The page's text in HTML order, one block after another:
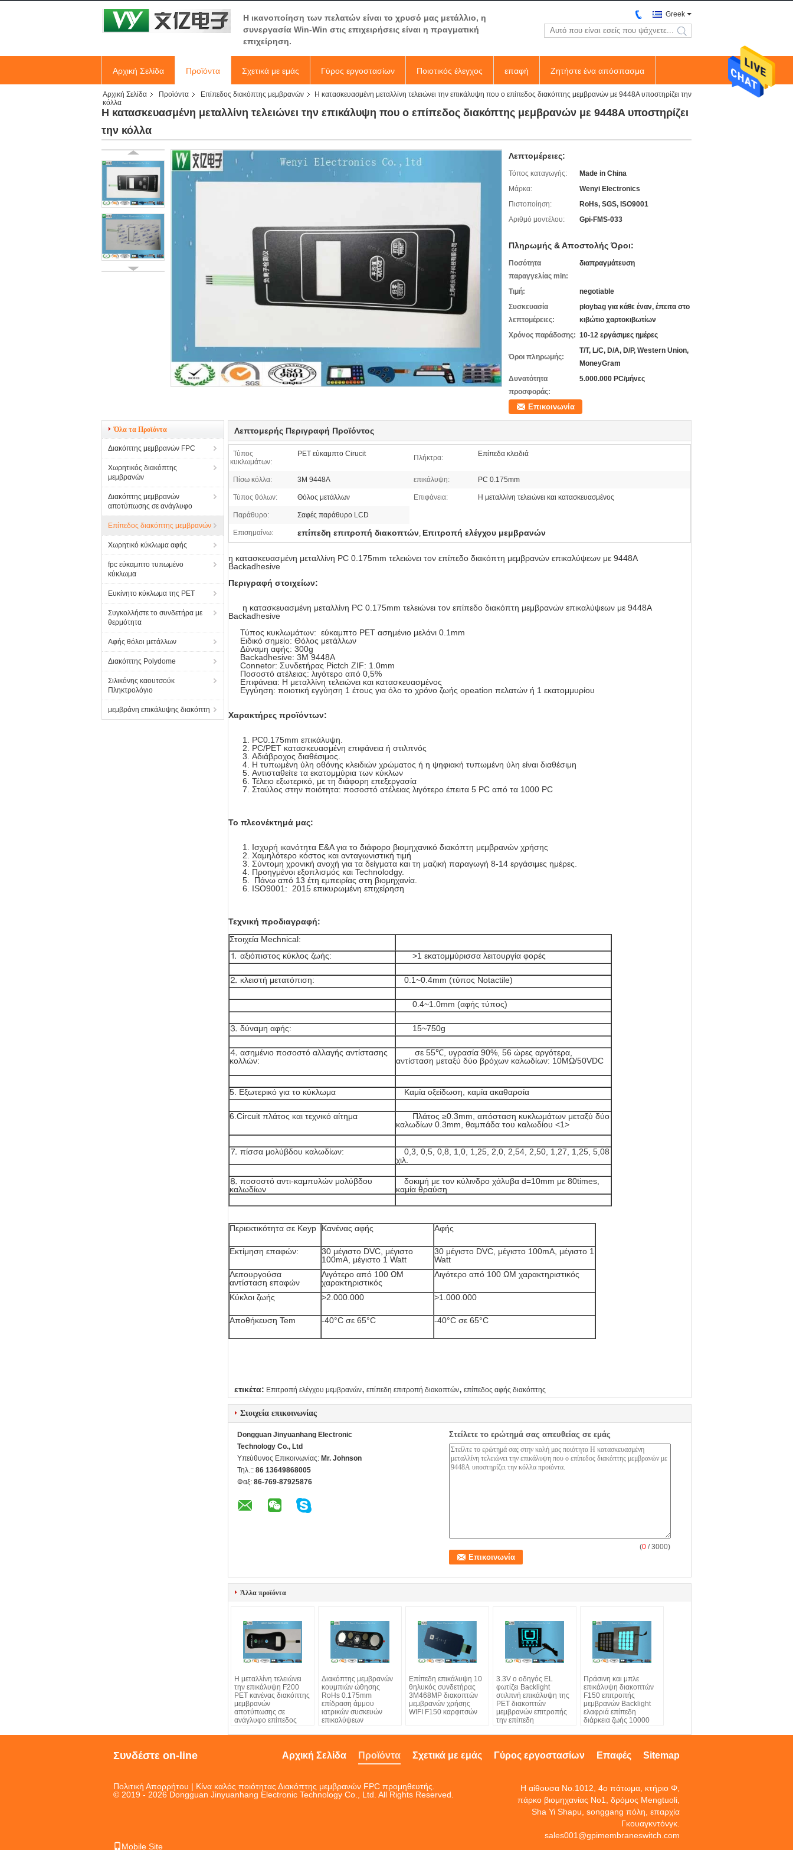
Η ικανοποίηση των πελατών είναι το χρυσό μας μετάλλιο, η
συνεργασία Win-Win στις επιχειρήσεις είναι η πραγματική
επιχείρηση.
Greek
search
Αρχική Σελίδα Προϊόντα Σχετικά με εμάς Γύρος εργοστασίων Ποιοτικός έλεγχος επαφή Ζητήστε ένα απόσπασμα
Αρχική Σελίδα Προϊόντα Επίπεδος διακόπτης μεμβρανών
Η κατασκευασμένη μεταλλίνη τελειώνει την επικάλυψη που ο επίπεδος διακόπτης μεμβρανών με 9448A υποστηρίζει την
κόλλα
Η κατασκευασμένη μεταλλίνη τελειώνει την επικάλυψη που ο επίπεδος διακόπτης μεμβρανών με 9448A υποστηρίζει
την κόλλα
Λεπτομέρειες:
Τόπος καταγωγής:
Made in China
Μάρκα:
Wenyi Electronics
Πιστοποίηση:
RoHs, SGS, ISO9001
Αριθμό μοντέλου:
Gpi-FMS-033
Πληρωμής & Αποστολής Όροι:
Ποσότητα
παραγγελίας min:
διαπραγμάτευση
Τιμή:
negotiable
Συσκευασία
λεπτομέρειες:
ploybag για κάθε έναν, έπειτα στο
κιβώτιο χαρτοκιβωτίων
Χρόνος παράδοσης: 10-12 εργάσιμες ημέρες
Όροι πληρωμής:
T/T, L/C, D/A, D/P, Western Union,
MoneyGram
Δυνατότητα
προσφοράς:
5.000.000 PC/μήνες
Επικοινωνία
Όλα τα Προϊόντα
Διακόπτης μεμβρανών FPC
Χωρητικός διακόπτης
μεμβρανών
Διακόπτης μεμβρανών
αποτύπωσης σε ανάγλυφο
Επίπεδος διακόπτης μεμβρανών
Χωρητικό κύκλωμα αφής
fpc εύκαμπτο τυπωμένο
κύκλωμα
Ευκίνητο κύκλωμα της PET
Συγκολλήστε το συνδετήρα με
θερμότητα
Αφής θόλοι μετάλλων
Διακόπτης Polydome
Σιλικόνης καουτσούκ
Πληκτρολόγιο
μεμβράνη επικάλυψης διακόπτη
Λεπτομερής Περιγραφή Προϊόντος
Τύπος
κυκλωμάτων:
PET εύκαμπτο Cirucit Πλήκτρα: Επίπεδα κλειδιά
Πίσω κόλλα: 3M 9448A επικάλυψη: PC 0.175mm
Τύπος θόλων: Θόλος μετάλλων Επιφάνεια: Η μεταλλίνη τελειώνει και κατασκευασμένος
Παράθυρο: Σαφές παράθυρο LCD
Επισημαίνω: επίπεδη επιτροπή διακοπτών, Επιτροπή ελέγχου μεμβρανών
η κατασκευασμένη μεταλλίνη PC 0.175mm τελειώνει τον επίπεδο διακόπτη μεμβρανών επικαλύψεων με 9448A
Backadhesive
Περιγραφή στοιχείων:
η κατασκευασμένη μεταλλίνη PC 0.175mm τελειώνει τον επίπεδο διακόπτη μεμβρανών επικαλύψεων με 9448A
Backadhesive
Τύπος κυκλωμάτων: εύκαμπτο PET ασημένιο μελάνι 0.1mm
Ειδικό σημείο: Θόλος μετάλλων
Δύναμη αφής: 300g
Backadhesive: 3M 9448A
Connetor: Συνδετήρας Pictch ZIF: 1.0mm
Ποσοστό ατέλειας: λιγότερο από 0,5%
Επιφάνεια: Η μεταλλίνη τελειώνει και κατασκευασμένος
Εγγύηση: ποιοτική εγγύηση 1 έτους για όλο το χρόνο ζωής opeation πελατών ή 1 εκατομμυρίου
Χαρακτήρες προϊόντων:
PC0.175mm επικάλυψη.
PC/PET κατασκευασμένη επιφάνεια ή στιλπνός
Αδιάβροχος διαθέσιμος.
Η τυπωμένη ύλη οθόνης κλειδιών χρώματος ή η ψηφιακή τυπωμένη ύλη είναι διαθέσιμη
Αντισταθείτε τα εκατομμύρια των κύκλων
Τέλειο εξωτερικό, με τη διάφορη επεξεργασία
Σταύλος στην ποιότητα: ποσοστό ατέλειας λιγότερο έπειτα 5 PC από τα 1000 PC
Το πλεονέκτημά μας:
Ισχυρή ικανότητα Ε&Α για το διάφορο βιομηχανικό διακόπτη μεμβρανών χρήσης
Χαμηλότερο κόστος και ανταγωνιστική τιμή
Σύντομη χρονική ανοχή για τα δείγματα και τη μαζική παραγωγή 8-14 εργάσιμες ημέρες.
Προηγμένοι εξοπλισμός και Technolodgy.
Πάνω από 13 έτη εμπειρίας στη βιομηχανία.
ISO9001: 2015 επικυρωμένη επιχείρηση
Τεχνική προδιαγραφή:
Στοιχεία Mechnical:
⒈ αξιόπιστος κύκλος ζωής:
>1 εκατομμύρισσα λειτουργία φορές
⒉ κλειστή μετατόπιση: 0.1~0.4mm (τύπος Notactile)
0.4~1.0mm (αφής τύπος)
⒊ δύναμη αφής: 15~750g
⒋ ασημένιο ποσοστό αλλαγής αντίστασης
κολλών:
σε 55℃, υγρασία 90%, 56 ώρες αργότερα,
αντίσταση μεταξύ δύο βρόχων καλωδίων: 10MΩ/50VDC
5. Εξωτερικό για το κύκλωμα Καμία οξείδωση, καμία ακαθαρσία
6.Circuit πλάτος και τεχνικό αίτημα
Πλάτος ≥0.3mm, απόσταση κυκλωμάτων μεταξύ δύο
καλωδίων 0.3mm, θαμπάδα του καλωδίου <1>
⒎ πίσσα μολύβδου καλωδίων:
0,3, 0,5, 0,8, 1,0, 1,25, 2,0, 2,54, 2,50, 1,27, 1,25, 5,08
χιλ.
⒏ ποσοστό αντι-καμπυλών μολύβδου
καλωδίων
δοκιμή με τον κύλινδρο χάλυβα d=10mm με 80times,
καμία θραύση
Περιεκτικότητα σε Keyp Κανένας αφής Αφής
Εκτίμηση επαφών:
30 μέγιστο DVC, μέγιστο
100mA, μέγιστο 1 Watt
30 μέγιστο DVC, μέγιστο 100mA, μέγιστο 1
Watt
Λειτουργούσα
αντίσταση επαφών
Λιγότερο από 100 ΩΜ
χαρακτηριστικός
Λιγότερο από 100 ΩΜ χαρακτηριστικός
Κύκλοι ζωής >2.000.000 >1.000.000
Αποθήκευση Tem -40°C σε 65°C -40°C σε 65°C
ετικέτα: Επιτροπή ελέγχου μεμβρανών, επίπεδη επιτροπή διακοπτών, επίπεδος αφής διακόπτης
Στοιχεία επικοινωνίας
Dongguan Jinyuanhang Electronic
Technology Co., Ltd
Υπεύθυνος Επικοινωνίας: Mr. Johnson
Τηλ.:: 86 13649868005
Φαξ: 86-769-87925876
Στείλετε το ερώτημά σας απευθείας σε εμάς
(0 / 3000)
Άλλα προϊόντα
Η μεταλλίνη τελειώνει
την επικάλυψη F200
PET κανένας διακόπτης
μεμβρανών
αποτύπωσης σε
ανάγλυφο επίπεδος
Διακόπτης μεμβρανών
κουμπιών ώθησης
RoHs 0.175mm
επίδραση άμμου
ιατρικών συσκευών
επικαλύψεων
Επίπεδη επικάλυψη 10
θηλυκός συνδετήρας
3M468MP διακοπτών
μεμβρανών χρήσης
WIFI F150 καρφιτσών
3.3V ο οδηγός EL
φωτίζει Backlight
στιλπνή επικάλυψη της
PET διακοπτών
μεμβρανών επιτροπής
την επίπεδη
Πράσινη και μπλε
επικάλυψη διακοπτών
F150 επιτροπής
μεμβρανών Backlight
ελαφριά επίπεδη
διάρκεια ζωής 10000
Συνδέστε on-line Sitemap
Επαφές
Γύρος εργοστασίων
Σχετικά με εμάς
Προϊόντα
Αρχική Σελίδα
Πολιτική Απορρήτου | Κίνα καλός ποιότητας Διακόπτης μεμβρανών FPC προμηθευτής.
© 2019 - 2026 Dongguan Jinyuanhang Electronic Technology Co., Ltd. All Rights Reserved.
Η αίθουσα No.1012, 4ο πάτωμα, κτήριο Φ,
πάρκο βιομηχανίας No1, δρόμος Mengtuoli,
Sha Yi Shapu, songgang πόλη, επαρχία
Γκουαγκντόνγκ.
sales001@gpimembraneswitch.com
Mobile Site